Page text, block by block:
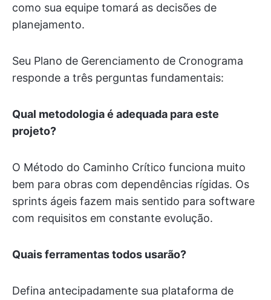
como sua equipe tomará as decisões de
planejamento.
Seu Plano de Gerenciamento de Cronograma
responde a três perguntas fundamentais:
Qual metodologia é adequada para este
projeto?
O Método do Caminho Crítico funciona muito
bem para obras com dependências rígidas. Os
sprints ágeis fazem mais sentido para software
com requisitos em constante evolução.
Quais ferramentas todos usarão?
Defina antecipadamente sua plataforma de